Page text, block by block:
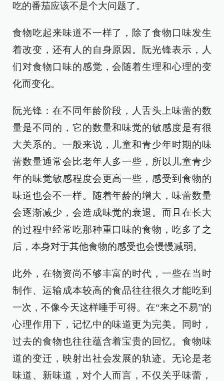
吃的番茄应该不是个大问题了。
食物吃起来味道不一样了，除了食物口味发生
着改变，还有人的自身原因。阮光锋表示，人
们对食物口味的感觉，会随着生理和心理的变
化而变化。
阮光锋：在不同年龄阶段，人舌头上味蕾的数
量是不同的，它的数量和味觉的敏感度是有很
大关系的。一般来说，儿童和青少年时期的味
蕾数量通常会比老年人多一些，所以儿童青少
年的味觉敏感程度会更高一些，感受到食物的
味道也会不一样。随着年龄的增大，味蕾数量
会逐渐减少，会造成味觉的衰退。而且在长大
的过程中经常吃那种重口味的食物，吃多了之
后，本身对于其他食物的感受也会慢慢减弱。
此外，在物资尚不够丰富的时代，一些在当时
制作、运输成本较高的食品往往很久才能吃到
一次，不像今天这样唾手可得。在“来之不易”的
心理作用下，记忆中的味道更为完美。同时，
过去的食物也往往蕴含着宝贵的回忆。食物味
道的变迁，映射出社会发展的轨迹。无论是老
味道、新味道，对个人而言，不仅关乎味蕾，